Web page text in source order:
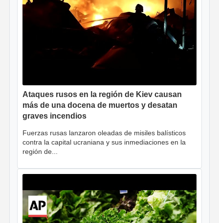
Ataques rusos en la región de Kiev causan
más de una docena de muertos y desatan
graves incendios
Fuerzas rusas lanzaron oleadas de misiles balísticos
contra la capital ucraniana y sus inmediaciones en la
región de...